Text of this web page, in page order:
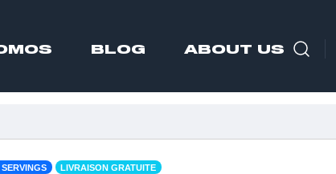
BLOG ABOUT US
SERVINGS LIVRAISON GRATUITE